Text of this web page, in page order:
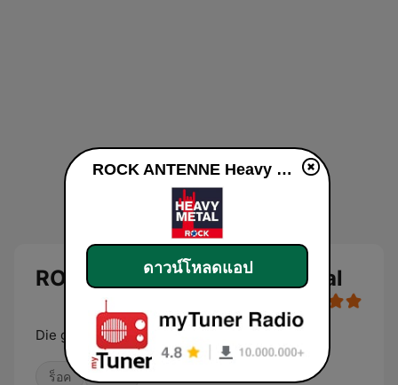
ROCK ANTENNE Heavy Metal
Die ganze Welt des Heavy Metal
ร็อค
ROCK ANTENNE Heavy Metal
ดาวน์โหลดแอป